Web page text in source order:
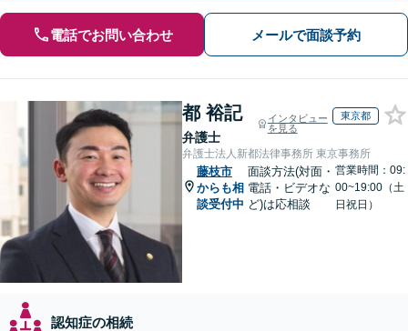
電話でお問い合わせ メールで面談予約
都 裕記
弁護士
インタビュー
を見る
東京都
弁護士法人新都法律事務所 東京事務所
藤枝市
からも相
談受付中
面談方法(対面・
電話・ビデオな
ど)は応相談
営業時間：09:
00~19:00（土
日祝日）
認知症の相続